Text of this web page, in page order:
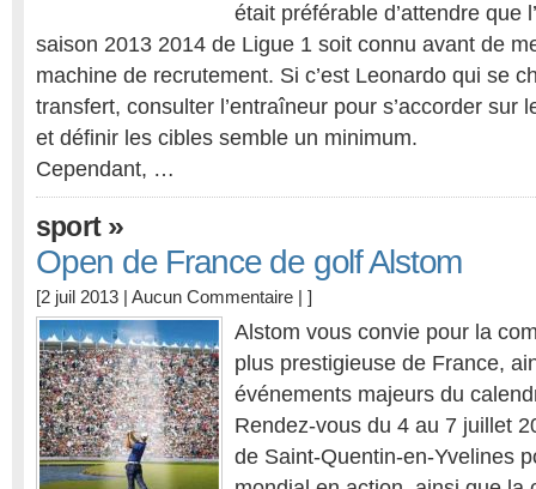
était préférable d’attendre que
saison 2013 2014 de Ligue 1 soit connu avant de
machine de recrutement. Si c’est Leonardo qui se
transfert, consulter l’entraîneur pour s’accorder sur
et définir les cibles semble un minimum.
Cependant, …
sport»
Open de France de golf Alstom
[2 juil 2013 | Aucun Commentaire | ]
Alstom vous convie pour la
plus prestigieuse de France,
événements majeurs du
Rendez-vous du 4 au 7 juillet
de Saint-Quentin-en-Yvelines